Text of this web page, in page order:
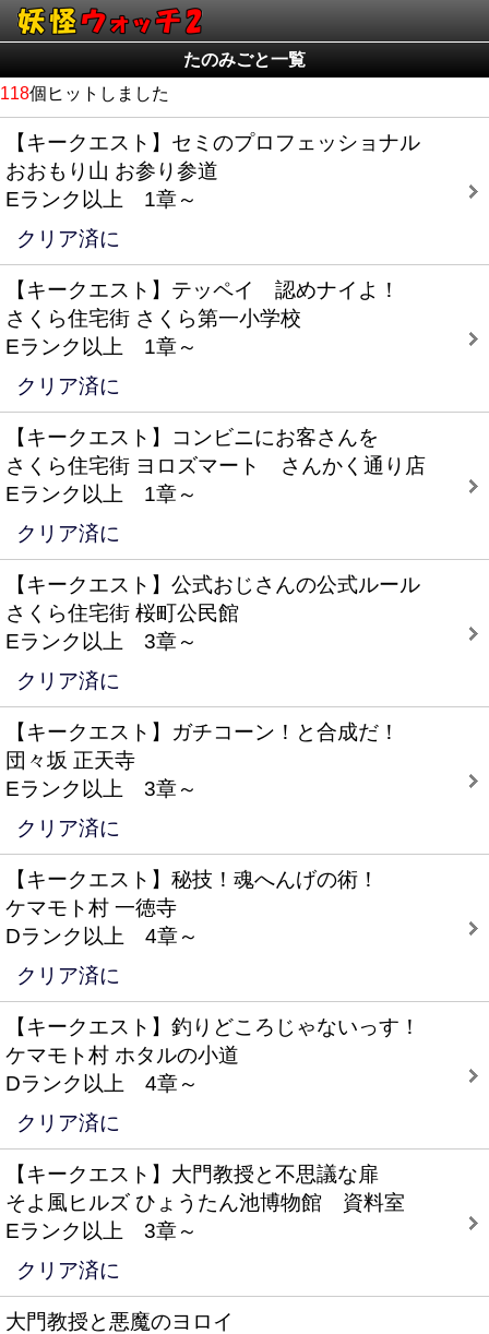
たのみごと一覧
118個ヒットしました
【キークエスト】セミのプロフェッショナル
おおもり山 お参り参道
Eランク以上 1章～
クリア済に
【キークエスト】テッペイ 認めナイよ！
さくら住宅街 さくら第一小学校
Eランク以上 1章～
クリア済に
【キークエスト】コンビニにお客さんを
さくら住宅街 ヨロズマート さんかく通り店
Eランク以上 1章～
クリア済に
【キークエスト】公式おじさんの公式ルール
さくら住宅街 桜町公民館
Eランク以上 3章～
クリア済に
【キークエスト】ガチコーン！と合成だ！
団々坂 正天寺
Eランク以上 3章～
クリア済に
【キークエスト】秘技！魂へんげの術！
ケマモト村 一徳寺
Dランク以上 4章～
クリア済に
【キークエスト】釣りどころじゃないっす！
ケマモト村 ホタルの小道
Dランク以上 4章～
クリア済に
【キークエスト】大門教授と不思議な扉
そよ風ヒルズ ひょうたん池博物館 資料室
Eランク以上 3章～
クリア済に
大門教授と悪魔のヨロイ